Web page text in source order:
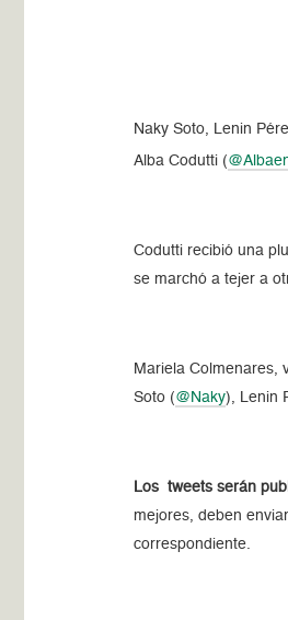
Naky Soto, Lenin
Alba Codutti (
Codutti recibió una
se marchó a tejer a
Mariela Colmenares,
Soto (@Naky), Lenin
Los tweets serán
mejores, deben
correspondiente.